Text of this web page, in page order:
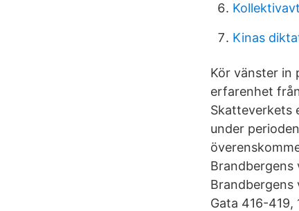
Kinas
Kör vänster in
erfarenhet
Skatteverkets
under
Brandbergens
Gata 416-419,